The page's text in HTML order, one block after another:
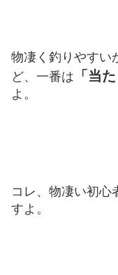
物凄く釣りやすい
ど、一番は 「当
よ。
コレ、物凄い初心
すよ。